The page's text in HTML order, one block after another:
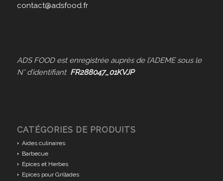
contact@adsfood.fr
ADS FOOD est enregistrée auprès de l’ADEME sous le
N° d’identifiant FR288047_01KVJP
CATÉGORIES DE PRODUITS
Aides culinaires
Barbecue
Epices et Herbes
Epices pour Grillades